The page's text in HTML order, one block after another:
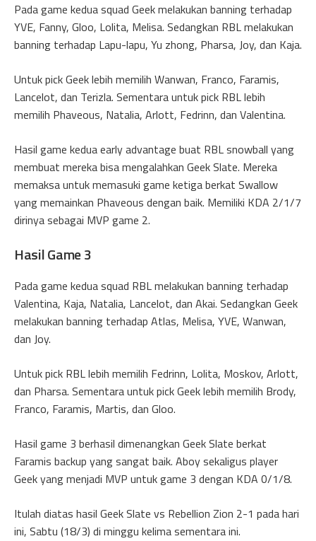
Pada game kedua squad Geek melakukan banning terhadap
YVE, Fanny, Gloo, Lolita, Melisa. Sedangkan RBL melakukan
banning terhadap Lapu-lapu, Yu zhong, Pharsa, Joy, dan Kaja.
Untuk pick Geek lebih memilih Wanwan, Franco, Faramis,
Lancelot, dan Terizla. Sementara untuk pick RBL lebih
memilih Phaveous, Natalia, Arlott, Fedrinn, dan Valentina.
Hasil game kedua early advantage buat RBL snowball yang
membuat mereka bisa mengalahkan Geek Slate. Mereka
memaksa untuk memasuki game ketiga berkat Swallow
yang memainkan Phaveous dengan baik. Memiliki KDA 2/1/7
dirinya sebagai MVP game 2.
Hasil Game 3
Pada game kedua squad RBL melakukan banning terhadap
Valentina, Kaja, Natalia, Lancelot, dan Akai. Sedangkan Geek
melakukan banning terhadap Atlas, Melisa, YVE, Wanwan,
dan Joy.
Untuk pick RBL lebih memilih Fedrinn, Lolita, Moskov, Arlott,
dan Pharsa. Sementara untuk pick Geek lebih memilih Brody,
Franco, Faramis, Martis, dan Gloo.
Hasil game 3 berhasil dimenangkan Geek Slate berkat
Faramis backup yang sangat baik. Aboy sekaligus player
Geek yang menjadi MVP untuk game 3 dengan KDA 0/1/8.
Itulah diatas hasil Geek Slate vs Rebellion Zion 2-1 pada hari
ini, Sabtu (18/3) di minggu kelima sementara ini.